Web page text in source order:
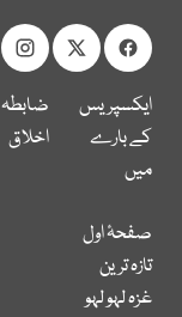
ایکسپریس
کے بارے
میں
ضابطہ
اخلاق
صفحۂ اول
تازہ ترین
غزہ لہو لہو